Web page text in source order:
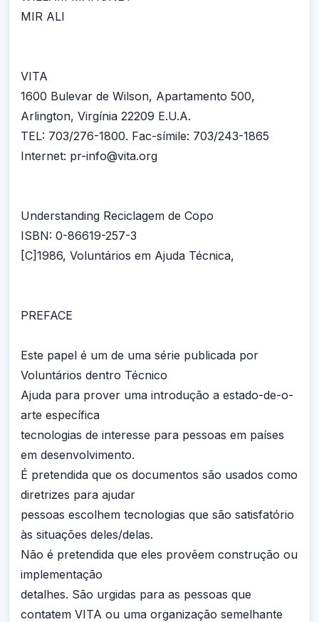
MIR ALI
VITA
1600 Bulevar de Wilson, Apartamento 500,
Arlington, Virgínia 22209 E.U.A.
TEL: 703/276-1800. Fac-símile: 703/243-1865
Internet: pr-info@vita.org
Understanding Reciclagem de Copo
ISBN: 0-86619-257-3
[C]1986, Voluntários em Ajuda Técnica,
PREFACE
Este papel é um de uma série publicada por
Voluntários dentro Técnico
Ajuda para prover uma introdução a estado-de-o-
arte específica
tecnologias de interesse para pessoas em países
em desenvolvimento.
É pretendida que os documentos são usados como
diretrizes para ajudar
pessoas escolhem tecnologias que são satisfatório
às situações deles/delas.
Não é pretendida que eles provêem construção ou
implementação
detalhes. São urgidas para as pessoas que
contatem VITA ou uma organização semelhante